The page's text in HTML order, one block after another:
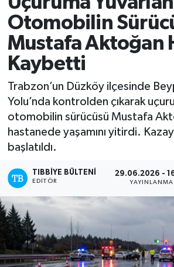
Otomobilin
Mustafa Aktoğan
Kaybetti
Trabzon’un Düzköy ilçesinde
Yolu’nda kontrolden çıkarak
otomobilin sürücüsü Mustafa
hastanede yaşamını yitirdi.
başlatıldı.
TIBBIYE BÜLTENI
EDITÖR
29.06.2026 -
YAYINLANMA
Mevzuat